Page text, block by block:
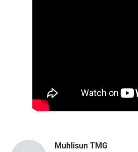
Muhlisun TMG